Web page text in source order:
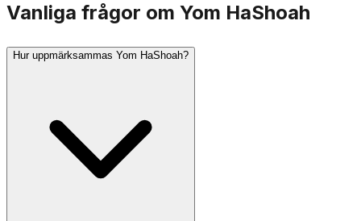
Vanliga frågor om Yom HaShoah
Hur uppmärksammas Yom HaShoah?